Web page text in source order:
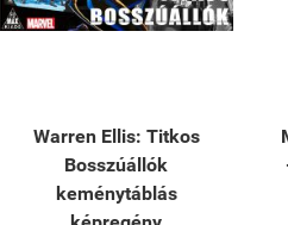
Warren Ellis: Titkos
Bosszúállók
keménytáblás